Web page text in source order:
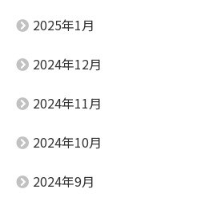
2025年1月
2024年12月
2024年11月
2024年10月
2024年9月